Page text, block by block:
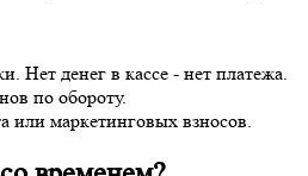
Нет денег в кассе - нет платежа.
по обороту.
или маркетинговых взносов.